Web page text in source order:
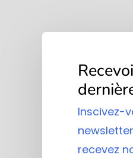
Inscivez-
recevez